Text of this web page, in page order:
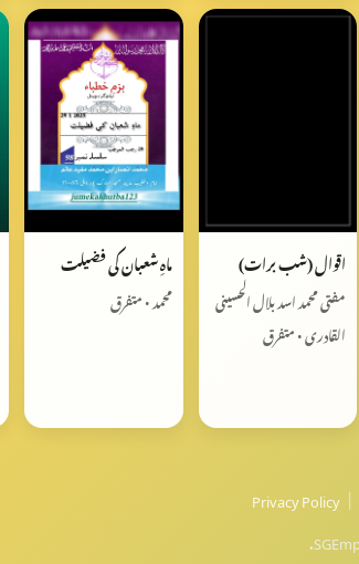
اقوال (شب برات)
مفتی محمد اسد بلال الحسینی
القادری • متفرق
ماہِ شعبان کی فضیلت
محمد • متفرق
Privacy Policy |